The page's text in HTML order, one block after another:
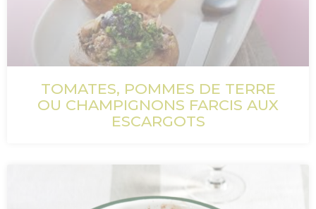
TOMATES, POMMES DE TERRE
OU CHAMPIGNONS FARCIS AUX
ESCARGOTS